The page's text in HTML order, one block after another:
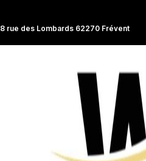
8 rue des Lombards 62270 Frévent